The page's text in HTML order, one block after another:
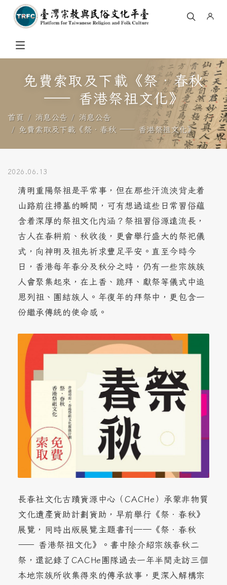
免費索取及下載《祭．春秋
—— 香港祭祖文化》
首頁 消息公告
消息公告
免費索取及下載《祭．春秋 —— 香港祭祖文化》
2026.06.13
清明重陽祭祖是平常事，但在那些汗流浹背走着
山路前往掃墓的瞬間，可有想過這些日常習俗蘊
含着深厚的祭祖文化內涵？祭祖習俗源遠流長，
古人在春耕前、秋收後，更會舉行盛大的祭祀儀
式，向神明及祖先祈求豐足平安。直至今時今
日，香港每年春分及秋分之時，仍有一些宗族族
人會聚集起來，在上香、跪拜、獻祭等儀式中追
思列祖、團結族人。年復年的拜祭中，更包含一
份繼承傳統的使命感。
長春社文化古蹟資源中心（CACHe）承蒙非物質
文化遺產資助計劃資助，早前舉行《祭．春秋》
展覽，同時出版展覽主題書刊──《祭．春秋
—— 香港祭祖文化》。書中除介紹宗族春秋二
祭，還記錄了CACHe團隊過去一年半間走訪三個
本地宗族所收集得來的傳承故事，更深入解構宗